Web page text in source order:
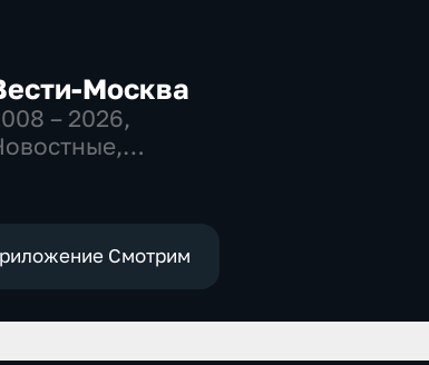
Москва
– 2026,
Смотрим